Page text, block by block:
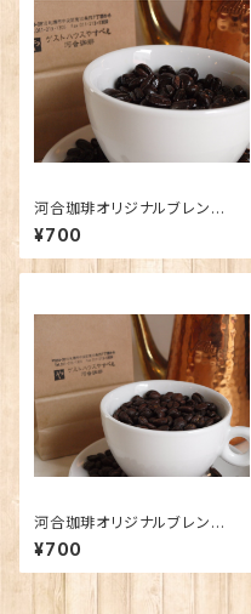
河合珈琲オリジナルブレン
ド 〜大地〜 100g
¥700
河合珈琲オリジナルブレン
ド 〜森〜 100g
¥700